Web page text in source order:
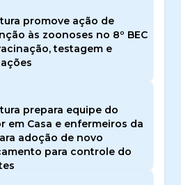
promove ação de
às zoonoses no 8º BEC
testagem e
prepara equipe do
em Casa e enfermeiros da
adoção de novo
para controle do